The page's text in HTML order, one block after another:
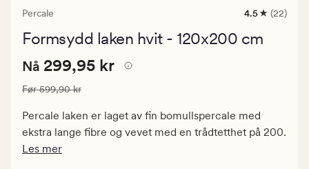
Percale
22
med
4.5 (22)
Formsydd laken hvit - 120x200 cm
Nåværende
299,95
kr.
Vanlig
pris
Nåværende pris
Nå 299,95 kr
Vanlig pris 599,90 kr
Før599,90 kr
Percale laken er laget av fin bomullspercale med
ekstra lange fibre og vevet med en trådtetthet på 200.
Les mer